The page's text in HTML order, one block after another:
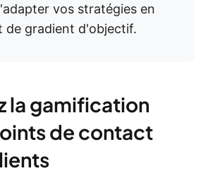
vos stratégies en
de gradient d'objectif.
la gamification
de contact